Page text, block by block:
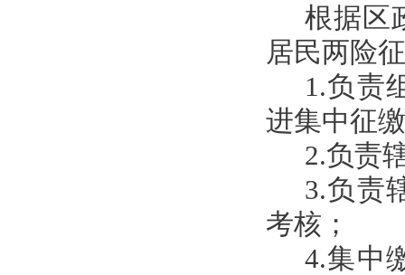
根据区
居民两险
1.负责
进集中征
2.负责
3.负责
考核；
4.集中